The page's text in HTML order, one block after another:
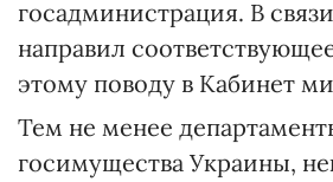
госадминистрация. В
направил
этому поводу в Кабинет
Тем не менее
госимущества Украины,